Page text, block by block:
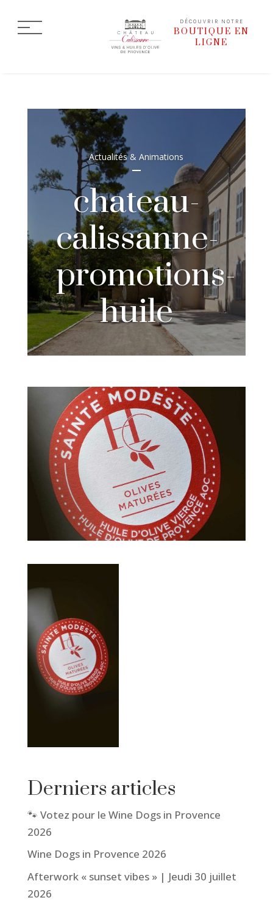
DÉCOUVRIR NOTRE
BOUTIQUE EN
LIGNE
Actualités & Animations
chateau-
calissanne-
promotions-
huile
Derniers articles
🐾 Votez pour le Wine Dogs in Provence
2026
Wine Dogs in Provence 2026
Afterwork « sunset vibes » | Jeudi 30 juillet
2026